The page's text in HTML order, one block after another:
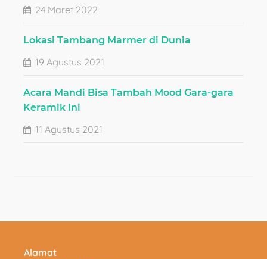
24 Maret 2022
Lokasi Tambang Marmer di Dunia
19 Agustus 2021
Acara Mandi Bisa Tambah Mood Gara-gara
Keramik Ini
11 Agustus 2021
Alamat